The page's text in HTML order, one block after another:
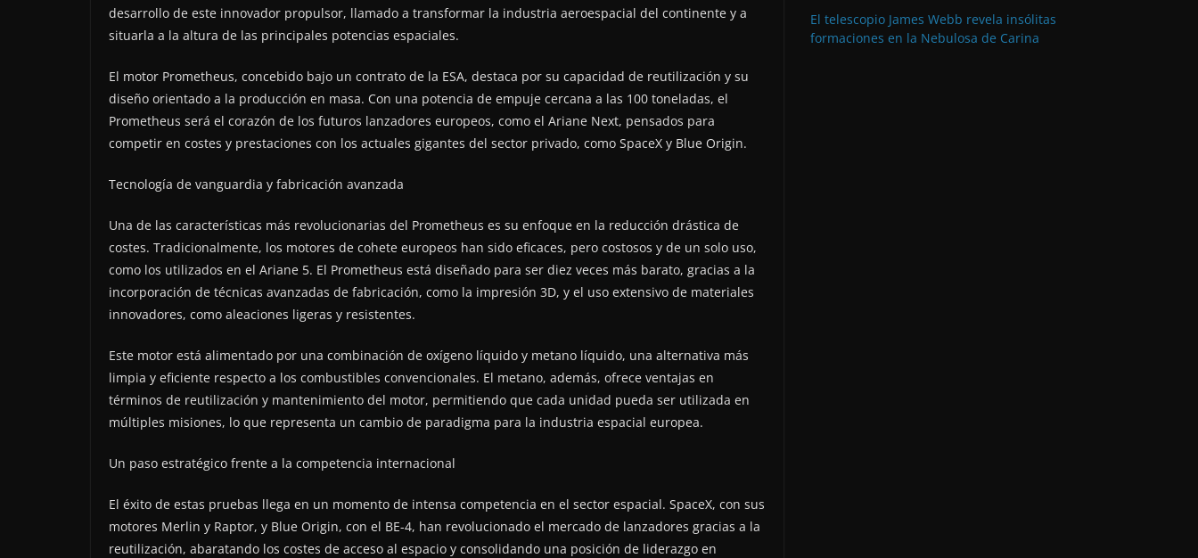
desarrollo de este innovador propulsor, llamado a transformar la industria aeroespacial del continente y a
situarla a la altura de las principales potencias espaciales.
El motor Prometheus, concebido bajo un contrato de la ESA, destaca por su capacidad de reutilización y su
diseño orientado a la producción en masa. Con una potencia de empuje cercana a las 100 toneladas, el
Prometheus será el corazón de los futuros lanzadores europeos, como el Ariane Next, pensados para
competir en costes y prestaciones con los actuales gigantes del sector privado, como SpaceX y Blue Origin.
Tecnología de vanguardia y fabricación avanzada
Una de las características más revolucionarias del Prometheus es su enfoque en la reducción drástica de
costes. Tradicionalmente, los motores de cohete europeos han sido eficaces, pero costosos y de un solo uso,
como los utilizados en el Ariane 5. El Prometheus está diseñado para ser diez veces más barato, gracias a la
incorporación de técnicas avanzadas de fabricación, como la impresión 3D, y el uso extensivo de materiales
innovadores, como aleaciones ligeras y resistentes.
Este motor está alimentado por una combinación de oxígeno líquido y metano líquido, una alternativa más
limpia y eficiente respecto a los combustibles convencionales. El metano, además, ofrece ventajas en
términos de reutilización y mantenimiento del motor, permitiendo que cada unidad pueda ser utilizada en
múltiples misiones, lo que representa un cambio de paradigma para la industria espacial europea.
Un paso estratégico frente a la competencia internacional
El éxito de estas pruebas llega en un momento de intensa competencia en el sector espacial. SpaceX, con sus
motores Merlin y Raptor, y Blue Origin, con el BE-4, han revolucionado el mercado de lanzadores gracias a la
reutilización, abaratando los costes de acceso al espacio y consolidando una posición de liderazgo en
El telescopio James Webb revela insólitas
formaciones en la Nebulosa de Carina